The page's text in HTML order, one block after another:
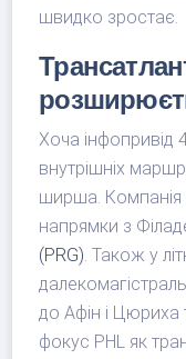
швидко зростає.
Хоча інфопривід
внутрішніх
ширша. Компанія
напрямки з
(PRG). Також у
до Афін і Цюриха
фокус PHL як